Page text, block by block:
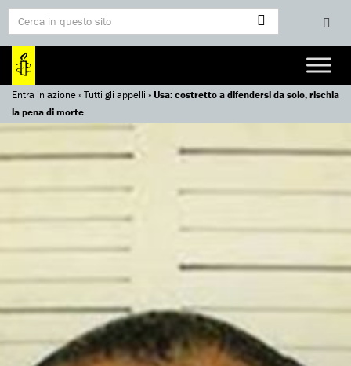
Entra in azione»Tutti gli appelli »Usa: costretto a difendersi da solo, rischia
la pena di morte